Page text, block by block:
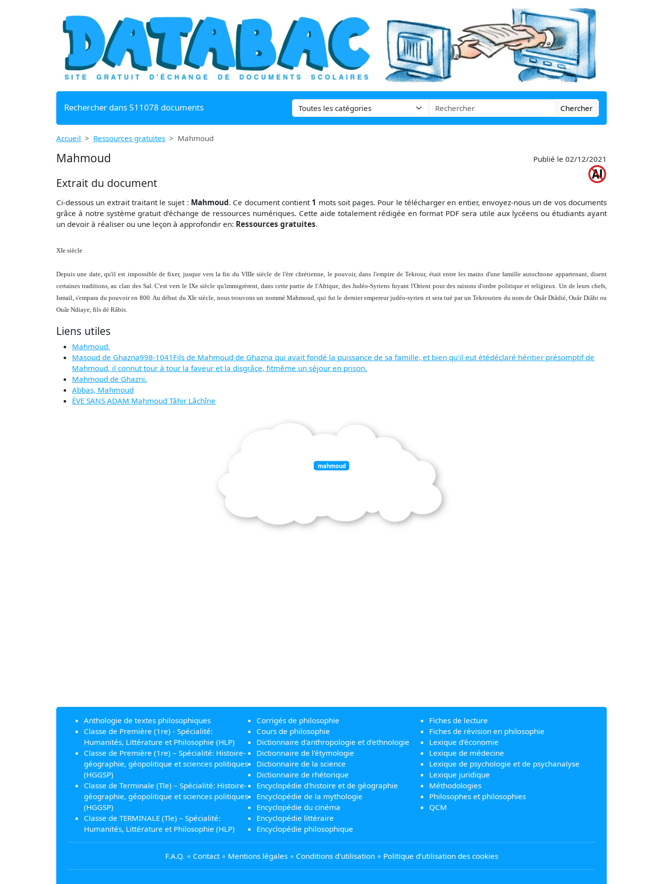
Rechercher dans 511078 documents Chercher
Accueil Ressources gratuites Mahmoud
Mahmoud Publié le 02/12/2021
Extrait du document
Ci-dessous un extrait traitant le sujet : Mahmoud. Ce document contient 1 mots soit pages. Pour le télécharger en entier, envoyez-nous un de vos documents
grâce à notre système gratuitd’échange de ressources numériques. Cette aide totalement rédigée en format PDF sera utile aux lycéens ou étudiants ayant
un devoir à réaliser ou une leçon à approfondir en: Ressources gratuites.
XIe siècle
Depuis une date, qu'il est impossible de fixer, jusque vers la fin du VIIIe siècle de l'ère chrétienne, le pouvoir, dans l'empire de Tekrour, était entre les mains d'une famille autochtone appartenant, disent
certaines traditions, au clan des Sal. C'est vers le IXe siècle qu'immigrèrent, dans cette partie de l'Afrique, des Judéo-Syriens fuyant l'Orient pour des raisons d'ordre politique et religieux. Un de leurs chefs,
Ismaïl, s'empara du pouvoir en 800. Au début du XIe siècle, nous trouvons un nommé Mahmoud, qui fut le dernier empereur judéo-syrien et sera tué par un Tekrourien du nom de Ouâr Diâdié, Ouâr Diâbi ou
Ouâr Ndiaye, fils dé Râbis.
Liens utiles
Mahmoud.
Masoud de Ghazna998-1041Fils de Mahmoud de Ghazna qui avait fondé la puissance de sa famille, et bien qu'il eut étédéclaré héritier présomptif de
Mahmoud, il connut tour à tour la faveur et la disgrâce, fitmême un séjour en prison.
Mahmoud de Ghazni.
Abbas, Mahmoud
ÈVE SANS ADAM Mahmoud Tâhir Lâchîne
mahmoud
Anthologie de textes philosophiques
Classe de Première (1re) - Spécialité:
Humanités, Littérature et Philosophie (HLP)
Classe de Première (1re) – Spécialité: Histoire-
géographie, géopolitique et sciences politiques
(HGGSP)
Classe de Terminale (Tle) – Spécialité: Histoire-
géographie, géopolitique et sciences politiques
(HGGSP)
Classe de TERMINALE (Tle) – Spécialité:
Humanités, Littérature et Philosophie (HLP)
Corrigés de philosophie
Cours de philosophie
Dictionnaire d'anthropologie et d'ethnologie
Dictionnaire de l'étymologie
Dictionnaire de la science
Dictionnaire de rhétorique
Encyclopédie d'histoire et de géographie
Encyclopédie de la mythologie
Encyclopédie du cinéma
Encyclopédie littéraire
Encyclopédie philosophique
Fiches de lecture
Fiches de révision en philosophie
Lexique d'économie
Lexique de médecine
Lexique de psychologie et de psychanalyse
Lexique juridique
Méthodologies
Philosophes et philosophies
QCM
F.A.Q. ∘ Contact∘ Mentions légales∘ Conditions d'utilisation∘ Politique d’utilisation des cookies